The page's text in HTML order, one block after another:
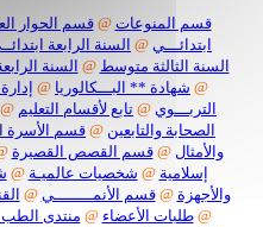
قسم المنوعات @قسم الحوار
ابتدائـــي @ السنة الرابعة
السنة الثالثة متوسط @ السنة
@ شهادة ** البـــكالوريا @
التربـــوي @ تابع لأقسام التعليم @
الصحابة والتابعين @قسم الأسرة
والأمثال @قسم القصص القصيرة
إسلامية @ شخصيات عالميـة @
والأجهزة @قسم الأنمــــــــي @
@طلبات الأعضاء @ منتدى